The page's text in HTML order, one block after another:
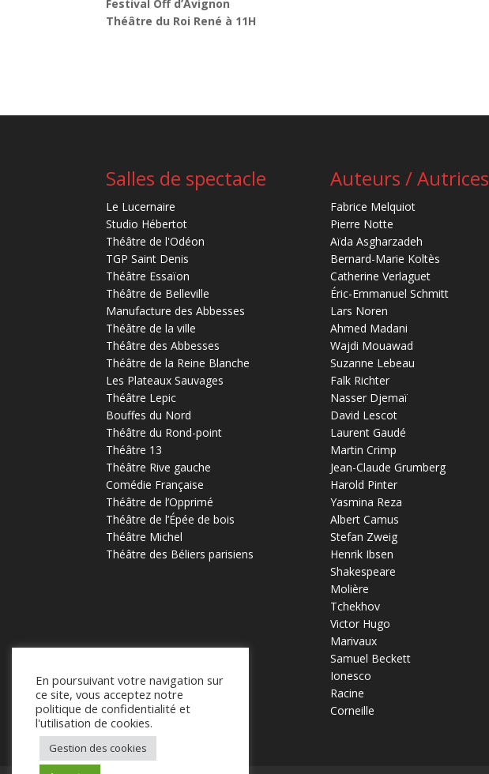
Festival Off d’Avignon
Théâtre du Roi René à 11H
Salles de spectacle
Le Lucernaire
Studio Hébertot
Théâtre de l'Odéon
TGP Saint Denis
Théâtre Essaïon
Théâtre de Belleville
Manufacture des Abbesses
Théâtre de la ville
Théâtre des Abbesses
Théâtre de la Reine Blanche
Les Plateaux Sauvages
Théâtre Lepic
Bouffes du Nord
Théâtre du Rond-point
Théâtre 13
Théâtre Rive gauche
Comédie Française
Théâtre de l’Opprimé
Théâtre de l’Épée de bois
Théâtre Michel
Théâtre des Béliers parisiens
Auteurs / Autrices
Fabrice Melquiot
Pierre Notte
Aïda Asgharzadeh
Bernard-Marie Koltès
Catherine Verlaguet
Éric-Emmanuel Schmitt
Lars Noren
Ahmed Madani
Wajdi Mouawad
Suzanne Lebeau
Falk Richter
Nasser Djemaï
David Lescot
Laurent Gaudé
Martin Crimp
Jean-Claude Grumberg
Harold Pinter
Yasmina Reza
Albert Camus
Stefan Zweig
Henrik Ibsen
Shakespeare
Molière
Tchekhov
Victor Hugo
Marivaux
Samuel Beckett
Ionesco
Racine
Corneille
En poursuivant votre navigation sur
ce site, vous acceptez notre
politique de confidentialité et
l'utilisation de cookies.
Gestion des cookies